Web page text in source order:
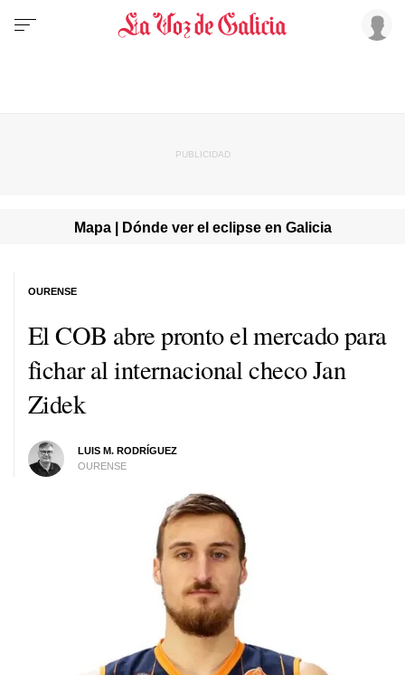
Mapa | Dónde ver el eclipse en Galicia
El COB abre pronto el mercado para
fichar al internacional checo Jan
Zidek
LUIS M. RODRÍGUEZ
OURENSE
OURENSE